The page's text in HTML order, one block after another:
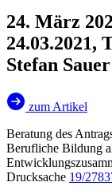
24. März
24.03.2021,
Stefan Sauer
zum Artikel
Beratung des
Berufliche Bildung
Drucksache 19/